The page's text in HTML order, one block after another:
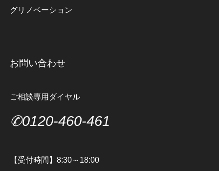
グリノベーション
お問い合わせ
ご相談専用ダイヤル
✆0120-460-461
【受付時間】8:30～18:00